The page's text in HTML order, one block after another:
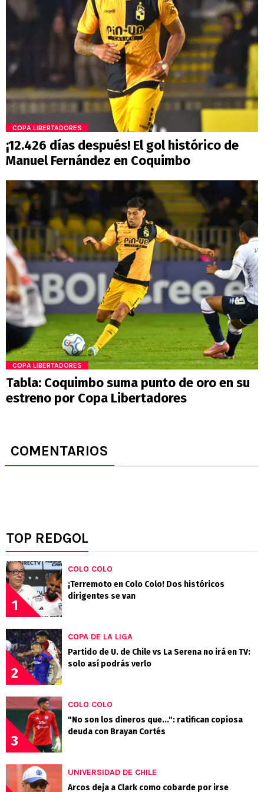
COPA LIBERTADORES
¡12.426 días después! El gol histórico de
Manuel Fernández en Coquimbo
COPA LIBERTADORES
Tabla: Coquimbo suma punto de oro en su
estreno por Copa Libertadores
COMENTARIOS
TOP REDGOL
1
COLO COLO
¡Terremoto en Colo Colo! Dos históricos
dirigentes se van
2
COPA DE LA LIGA
Partido de U. de Chile vs La Serena no irá en TV:
solo así podrás verlo
3
COLO COLO
"No son los dineros que...": ratifican copiosa
deuda con Brayan Cortés
UNIVERSIDAD DE CHILE
Arcos deja a Clark como cobarde por irse